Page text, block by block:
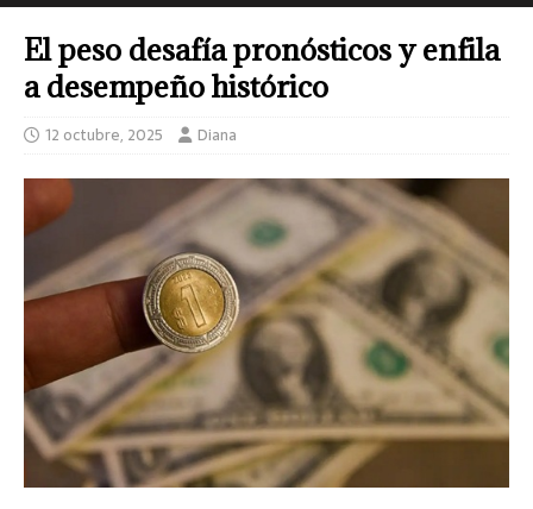
El peso desafía pronósticos y enfila
a desempeño histórico
12 octubre, 2025 Diana